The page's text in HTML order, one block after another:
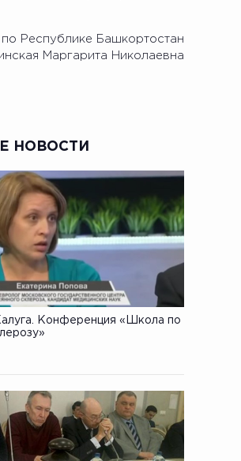
Республике Башкортостан
Маргарита Николаевна
НОВОСТИ
Конференция «Школа по